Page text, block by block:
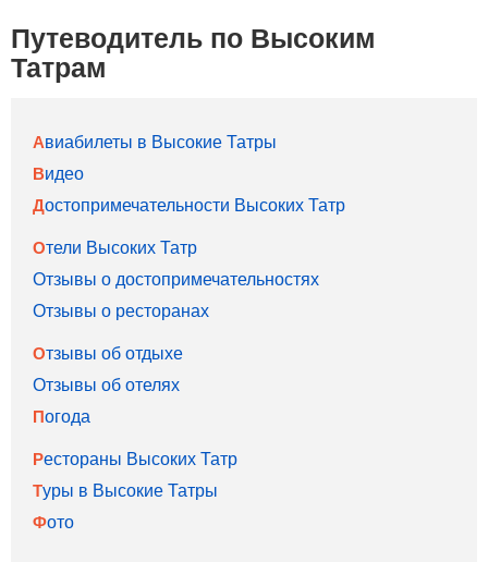
Путеводитель по Высоким
Татрам
Авиабилеты в Высокие Татры
Видео
Достопримечательности Высоких Татр
Отели Высоких Татр
Отзывы о достопримечательностях
Отзывы о ресторанах
Отзывы об отдыхе
Отзывы об отелях
Погода
Рестораны Высоких Татр
Туры в Высокие Татры
Фото